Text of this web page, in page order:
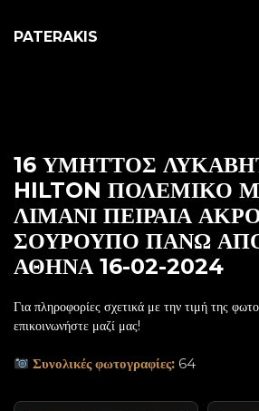
PATERAKIS
16 ΥΜΗΤΤΟΣ
HILTON ΠΟΛΕΜΙΚΟ
ΛΙΜΑΝΙ ΠΕΙΡΑΙΑ
ΣΟΥΡΟΥΠΟ ΠΑΝΩ
ΑΘΗΝΑ 16-02-2024
Για πληροφορίες σχετικά με την τιμή της
επικοινωνήστε μαζί μας!
Συνολικές φωτογραφίες: 64